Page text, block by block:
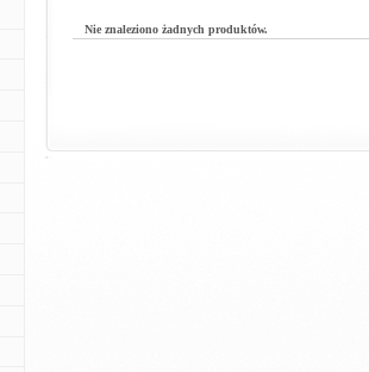
Nie znaleziono żadnych produktów.